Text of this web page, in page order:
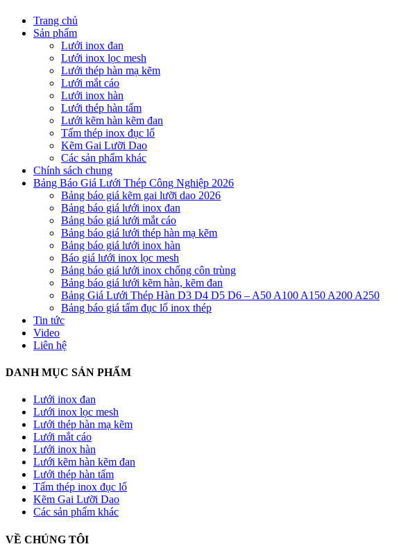
Trang chủ
Sản phẩm
Lưới inox đan
Lưới inox lọc mesh
Lưới thép hàn mạ kẽm
Lưới mắt cáo
Lưới inox hàn
Lưới thép hàn tấm
Lưới kẽm hàn kẽm đan
Tấm thép inox đục lổ
Kẽm Gai Lưỡi Dao
Các sản phẩm khác
Chính sách chung
Bảng Báo Giá Lưới Thép Công Nghiệp 2026
Bảng báo giá kẽm gai lưỡi dao 2026
Bảng báo giá lưới inox đan
Bảng báo giá lưới mắt cáo
Bảng báo giá lưới thép hàn mạ kẽm
Bảng báo giá lưới inox hàn
Báo giá lưới inox lọc mesh
Bảng báo giá lưới inox chống côn trùng
Bảng báo giá lưới kẽm hàn, kẽm đan
Bảng Giá Lưới Thép Hàn D3 D4 D5 D6 – A50 A100 A150 A200 A250
Bảng báo giá tấm đục lổ inox thép
Tin tức
Video
Liên hệ
DANH MỤC SẢN PHẨM
Lưới inox đan
Lưới inox lọc mesh
Lưới thép hàn mạ kẽm
Lưới mắt cáo
Lưới inox hàn
Lưới kẽm hàn kẽm đan
Lưới thép hàn tấm
Tấm thép inox đục lổ
Kẽm Gai Lưỡi Dao
Các sản phẩm khác
VỀ CHÚNG TÔI